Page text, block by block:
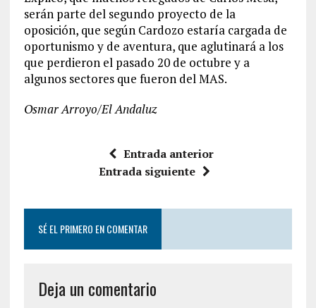
serán parte del segundo proyecto de la
oposición, que según Cardozo estaría cargada de
oportunismo y de aventura, que aglutinará a los
que perdieron el pasado 20 de octubre y a
algunos sectores que fueron del MAS.
Osmar Arroyo/El Andaluz
Entrada anterior
Entrada siguiente
SÉ EL PRIMERO EN COMENTAR
Deja un comentario